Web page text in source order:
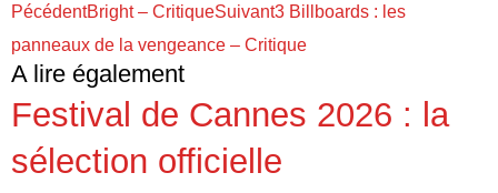
PécédentBright – CritiqueSuivant3 Billboards : les
panneaux de la vengeance – Critique
A lire également
Festival de Cannes 2026 : la
sélection officielle